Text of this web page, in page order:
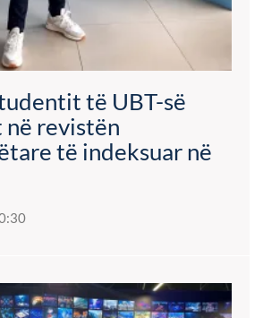
të UBT-së
revistën
të indeksuar në